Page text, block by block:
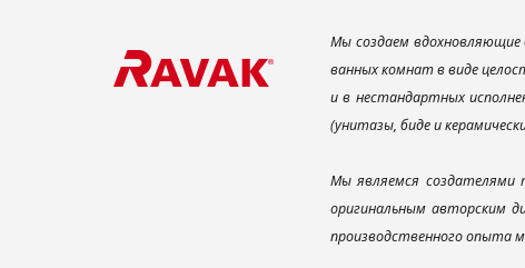
Мы создаем вдохновляющие
ванных комнат в виде
и в нестандартных
(унитазы, биде и
Мы являемся создателями
оригинальным авторским
производственного опыта